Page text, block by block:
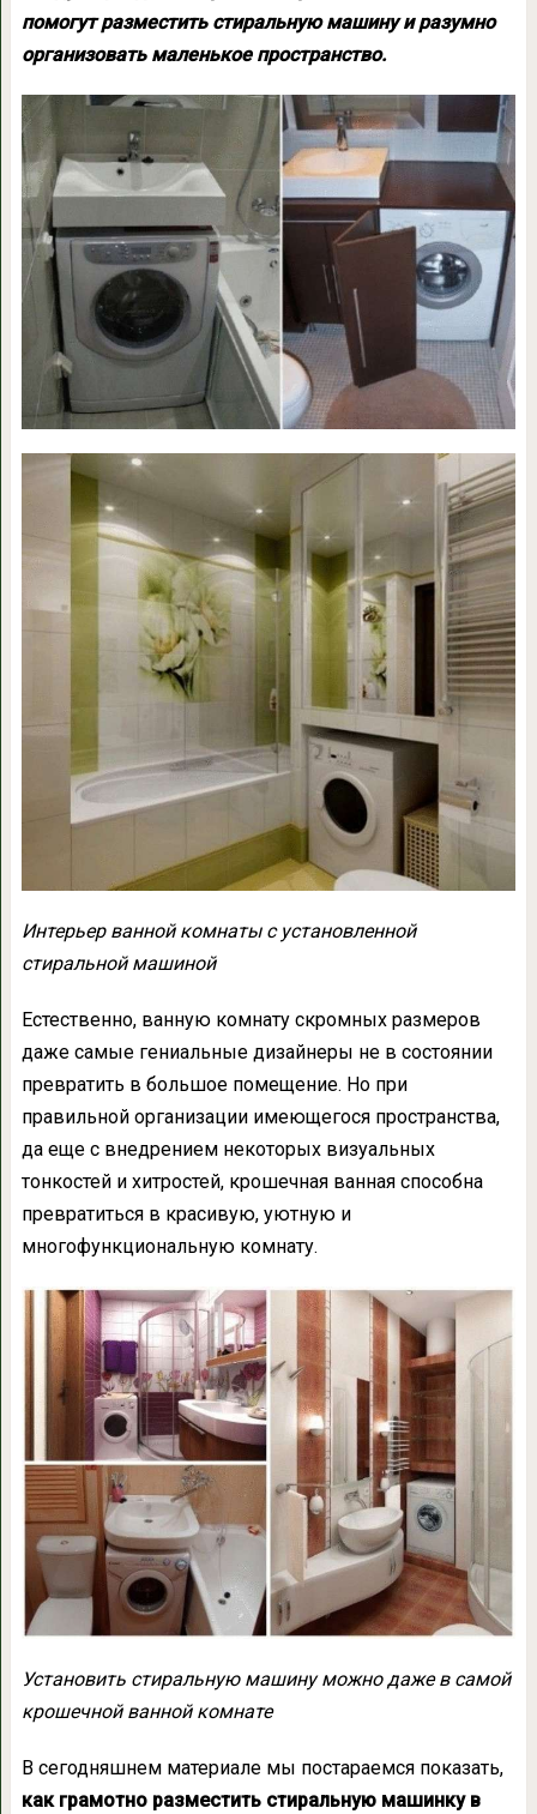
помогут разместить стиральную машину и разумно
организовать маленькое пространство.
Интерьер ванной комнаты с установленной
стиральной машиной
Естественно, ванную комнату скромных размеров
даже самые гениальные дизайнеры не в состоянии
превратить в большое помещение. Но при
правильной организации имеющегося пространства,
да еще с внедрением некоторых визуальных
тонкостей и хитростей, крошечная ванная способна
превратиться в красивую, уютную и
многофункциональную комнату.
Установить стиральную машину можно даже в самой
крошечной ванной комнате
В сегодняшнем материале мы постараемся показать,
как грамотно разместить стиральную машинку в